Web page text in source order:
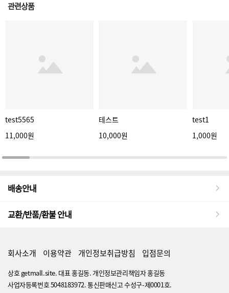
관련상품
test5565
11,000원
테스트
10,000원
test1
1,000원
배송안내
교환/반품/환불 안내
회사소개 이용약관 개인정보취급방침 입점문의
상호 getmall.site. 대표 홍길동. 개인정보관리책임자 홍길동
사업자등록번호 5048183972. 통신판매신고 수성구-제0001호.